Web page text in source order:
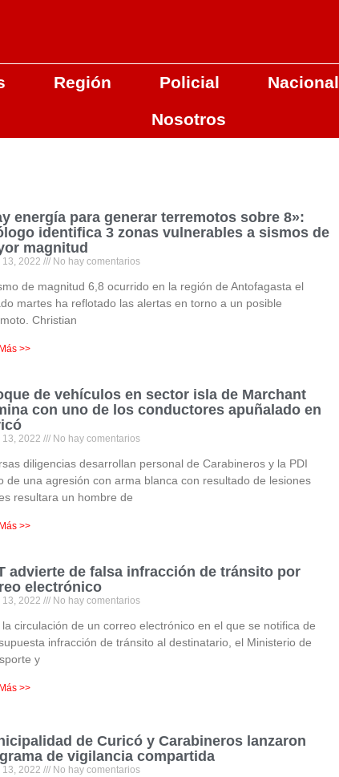
Región Policial Nacional
Nosotros
energía para generar terremotos sobre 8»:
identifica 3 zonas vulnerables a sismos de
magnitud
13, 2022 No hay comentarios
de magnitud 6,8 ocurrido en la región de Antofagasta el
martes ha reflotado las alertas en torno a un posible
Christian
>>
de vehículos en sector isla de Marchant
con uno de los conductores apuñalado en
13, 2022 No hay comentarios
diligencias desarrollan personal de Carabineros y la PDI
de una agresión con arma blanca con resultado de lesiones
resultara un hombre de
>>
advierte de falsa infracción de tránsito por
electrónico
13, 2022 No hay comentarios
la circulación de un correo electrónico en el que se notifica de
infracción de tránsito al destinatario, el Ministerio de
y
>>
de Curicó y Carabineros lanzaron
de vigilancia compartida
13, 2022 No hay comentarios